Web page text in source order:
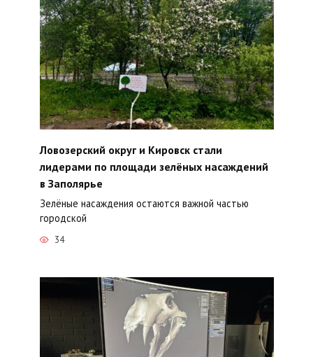
Ловозерский округ и Кировск стали
лидерами по площади зелёных насаждений
в Заполярье
Зелёные насаждения остаются важной частью
городской
34